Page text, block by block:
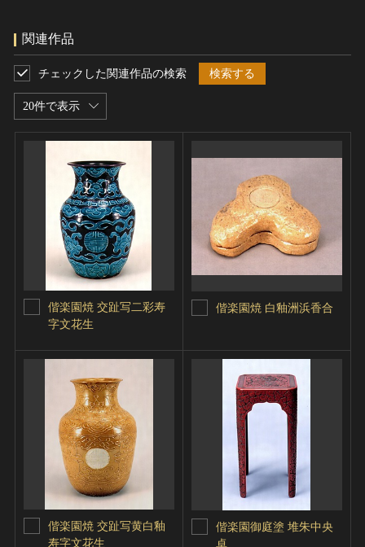
関連作品
20件で表示
チェックした関連作品の検索 検索する
偕楽園焼 交趾写二彩寿
字文花生
偕楽園焼 白釉洲浜香合
偕楽園焼 交趾写黄白釉
寿字文花生
偕楽園御庭塗 堆朱中央
卓